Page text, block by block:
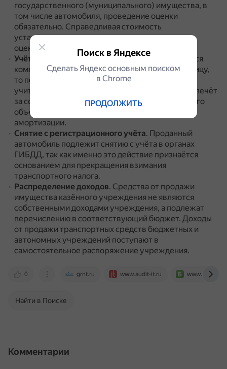
государственного (муниципального) имущества, в
том числе автомобиля, проведение оценки
обязательно. Справедливая стоимость
устанавливается исключительно независимым
оценщиком.
Учёт при продаже.Если автомобиль реализуется
коммерческой организации или физическому лицу,
то перед продажей объект основных средств
учитывается по справедливой стоимости.
Это влечёт
за собой обязательную переоценку реализуемого
объекта и пересчёт суммы накопленной
амортизации.
Снятие с регистрационного учёта. Проданный
автомобиль подлежит снятию с учёта в органах
ГИБДД, так как именно это действие признаётся
основанием для прекращения взимания
транспортного налога.
Распределение доходов. Средства от продажи
имущества казённого учреждения не являются
собственными доходами учреждения, а подлежат
перечислению в соответствующий бюджет. Доходы
от продажи транспортных средств бюджетных и
автономных учреждений поступают в
самостоятельное распоряжение учреждения.
0 grnt.ru www.audit-it.ru
Найти в Поиске
Комментарии
Поиск в Яндексе
Сделать Яндекс основным поиском
в Сhrome
ПРОДОЛЖИТЬ